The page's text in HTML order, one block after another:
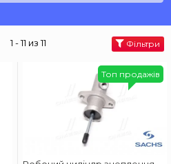
1 - 11 из 11 Фільтри
Топ продажів